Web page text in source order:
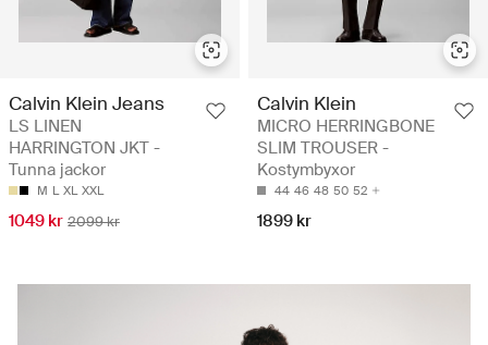
Calvin Klein Jeans
LS LINEN
HARRINGTON JKT -
Tunna jackor
M L XL XXL
1049 kr 2099 kr
Calvin Klein
MICRO HERRINGBONE
SLIM TROUSER -
Kostymbyxor
44 46 48 50 52
1899 kr